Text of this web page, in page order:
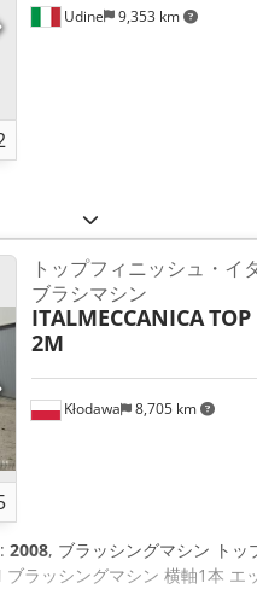
Udine 9,353 km
Kłodawa 8,705 km
トップフィニッシュ・イ
ブラシマシン
ITALMECCANICA
2M
2008, ブラッシングマシン トッ
ラッシングマシン 横軸1本 エ